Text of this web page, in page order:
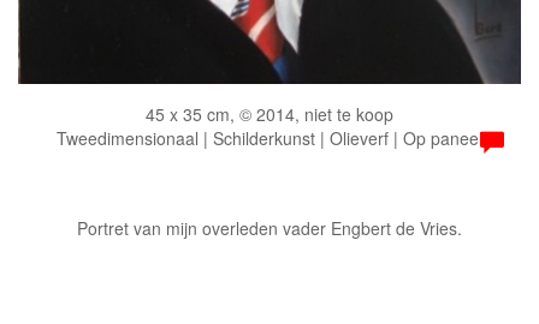
45 x 35 cm, © 2014, niet te koop
Tweedimensionaal | Schilderkunst | Olieverf | Op paneel
Portret van mijn overleden vader Engbert de Vries.